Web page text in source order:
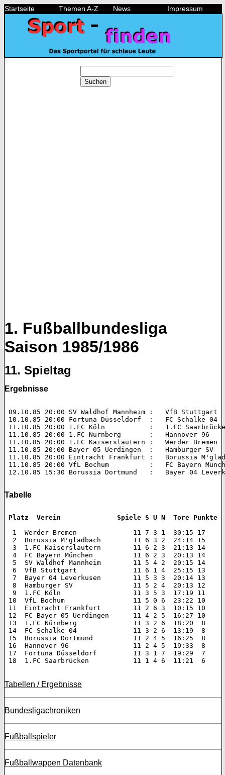
Startseite Themen A-Z News Impressum
Suchen
1. Fußballbundesliga
Saison 1985/1986
11. Spieltag
Ergebnisse
09.10.85 20:00 SV Waldhof Mannheim :   VfB Stuttgart 		5:3 (1:2)
10.10.85 20:00 Fortuna Düsseldorf  :   FC Schalke 04 		1:1 (0:0)
11.10.85 20:00 1.FC Köln           :   1.FC Saarbrücken 	3:1
11.10.85 20:00 1.FC Nürnberg       :   Hannover 96 		3:3 (1:1)
11.10.85 20:00 1.FC Kaiserslautern :   Werder Bremen 		3:0 (1:0)
11.10.85 20:00 Bayer 05 Uerdingen  :   Hamburger SV 		0:3 (0:1)
11.10.85 20:00 Eintracht Frankfurt :   Borussia M'gladbach
11.10.85 20:00 VfL Bochum          :   FC Bayern München 	3:0
12.10.85 15:30 Borussia Dortmund   :   Bayer 04 Leverkusen
Tabelle
Platz  Verein 		    Spiele S U N  Tore Punkte
  1  Werder Bremen 		11 7 3 1  30:15 17
  2  Borussia M'gladbach 	11 6 3 2  24:14 15
  3  1.FC Kaiserslautern 	11 6 2 3  21:13 14
  4  FC Bayern München 		11 6 2 3  20:13 14
  5  SV Waldhof Mannheim 	11 5 4 2  20:15 14
  6  VfB Stuttgart 		11 6 1 4  25:15 13
  7  Bayer 04 Leverkusen 	11 5 3 3  20:14 13
  8  Hamburger SV 		11 5 2 4  20:13 12
  9  1.FC Köln 			11 3 5 3  17:19 11
10  VfL Bochum 		11 5 0 6  23:22 10
11  Eintracht Frankfurt 	11 2 6 3  10:15 10
12  FC Bayer 05 Uerdingen 	11 4 2 5  16:27 10
13  1.FC Nürnberg 		11 3 2 6  18:20  8
14  FC Schalke 04 		11 3 2 6  13:19  8
15  Borussia Dortmund 		11 2 4 5  16:25  8
16  Hannover 96 		11 2 4 5  19:33  8
17  Fortuna Düsseldorf 	11 3 1 7  19:29  7
18  1.FC Saarbrücken 		11 1 4 6  11:21  6
Tabellen / Ergebnisse
Bundesligachroniken
Fußballspieler
Fußballwappen Datenbank